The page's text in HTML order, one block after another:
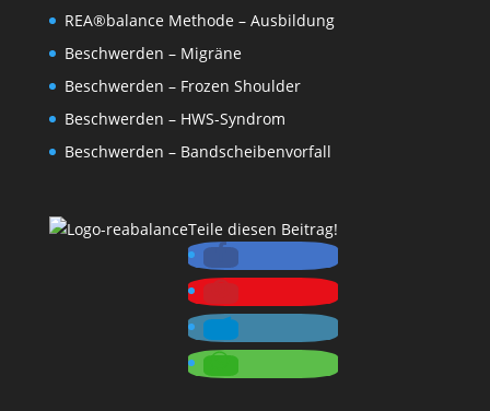
REA®balance Methode – Ausbildung
Beschwerden – Migräne
Beschwerden – Frozen Shoulder
Beschwerden – HWS-Syndrom
Beschwerden – Bandscheibenvorfall
Teile diesen Beitrag!